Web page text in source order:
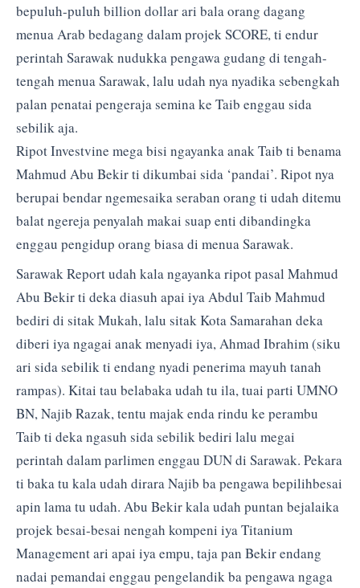
bepuluh-puluh billion dollar ari bala orang dagang
menua Arab bedagang dalam projek SCORE, ti endur
perintah Sarawak nudukka pengawa gudang di tengah-
tengah menua Sarawak, lalu udah nya nyadika sebengkah
palan penatai pengeraja semina ke Taib enggau sida
sebilik aja.
Ripot Investvine mega bisi ngayanka anak Taib ti benama
Mahmud Abu Bekir ti dikumbai sida ‘pandai’. Ripot nya
berupai bendar ngemesaika seraban orang ti udah ditemu
balat ngereja penyalah makai suap enti dibandingka
enggau pengidup orang biasa di menua Sarawak.
Sarawak Report udah kala ngayanka ripot pasal Mahmud
Abu Bekir ti deka diasuh apai iya Abdul Taib Mahmud
bediri di sitak Mukah, lalu sitak Kota Samarahan deka
diberi iya ngagai anak menyadi iya, Ahmad Ibrahim (siku
ari sida sebilik ti endang nyadi penerima mayuh tanah
rampas). Kitai tau belabaka udah tu ila, tuai parti UMNO
BN, Najib Razak, tentu majak enda rindu ke perambu
Taib ti deka ngasuh sida sebilik bediri lalu megai
perintah dalam parlimen enggau DUN di Sarawak. Pekara
ti baka tu kala udah dirara Najib ba pengawa bepilihbesai
apin lama tu udah. Abu Bekir kala udah puntan bejalaika
projek besai-besai nengah kompeni iya Titanium
Management ari apai iya empu, taja pan Bekir endang
nadai pemandai enggau pengelandik ba pengawa ngaga